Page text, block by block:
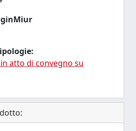
atto di convegno su